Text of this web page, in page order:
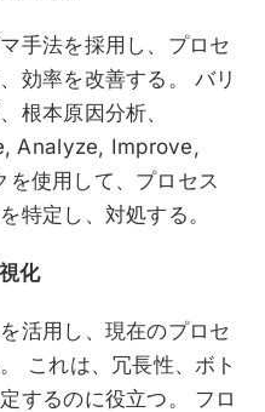
手法を採用し、プロセ
効率を改善する。 バリ
根本原因分析、
Analyze, Improve,
使用して、プロセス
特定し、対処する。
化
活用し、現在のプロセ
これは、冗長性、ボト
するのに役立つ。 フロ